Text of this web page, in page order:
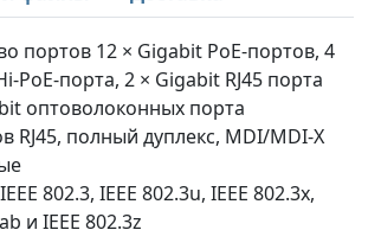
портов 12 × Gigabit PoE-портов, 4
PoE-порта, 2 × Gigabit RJ45 порта
оптоволоконных порта
RJ45, полный дуплекс, MDI/MDI-X
802.3, IEEE 802.3u, IEEE 802.3x,
и IEEE 802.3z